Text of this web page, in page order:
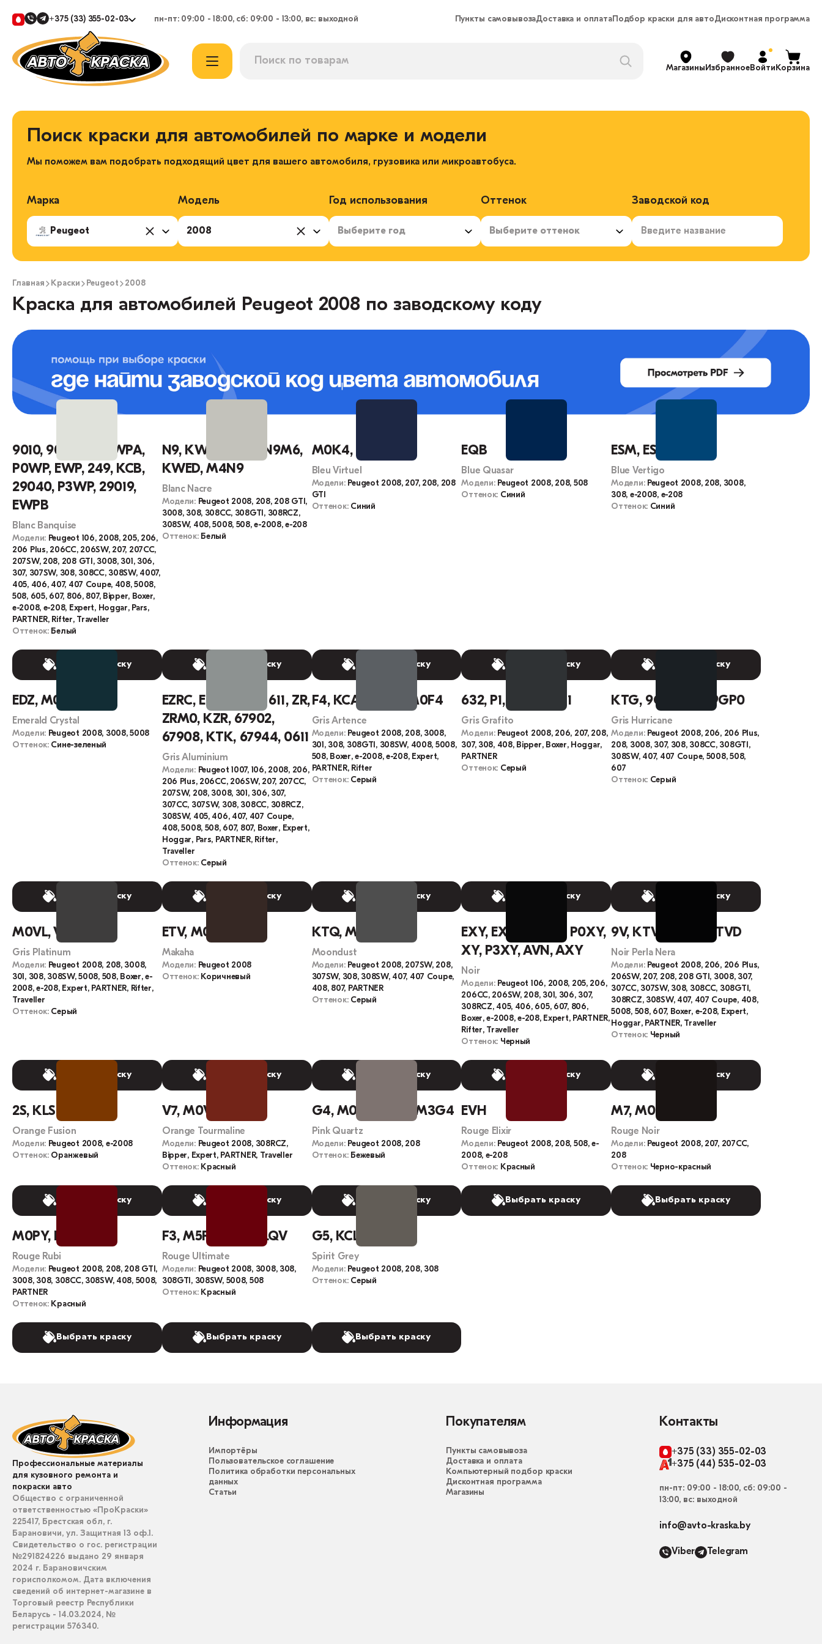
+375 (33) 355-02-03 пн-пт: 09:00 - 18:00, сб: 09:00 - 13:00, вс: выходной Пункты самовывозаДоставка и оплатаПодбор краски для автоДисконтная программа
МагазиныИзбранноеВойтиКорзина
Поиск краски для автомобилей по марке и модели
Мы поможем вам подобрать подходящий цвет для вашего автомобиля, грузовика или микроавтобуса.
Марка
Peugeot
Модель
2008
Год использования
Выберите год
Оттенок
Выберите оттенок
Заводской код
Главная Краски Peugeot 2008
Краска для автомобилей Peugeot 2008 по заводскому коду
9010, 9019, WP, EWPA,
P0WP, EWP, 249, KCB,
29040, P3WP, 29019,
EWPB
Blanc Banquise
Модели: Peugeot 106, 2008, 205, 206,
206 Plus, 206CC, 206SW, 207, 207CC,
207SW, 208, 208 GTI, 3008, 301, 306,
307, 307SW, 308, 308CC, 308SW, 4007,
405, 406, 407, 407 Coupe, 408, 5008,
508, 605, 607, 806, 807, Bipper, Boxer,
e-2008, e-208, Expert, Hoggar, Pars,
PARTNER, Rifter, Traveller
Оттенок: Белый
Выбрать краску
N9, KWE, M6N9, N9M6,
KWED, M4N9
Blanc Nacre
Модели: Peugeot 2008, 208, 208 GTI,
3008, 308, 308CC, 308GTI, 308RCZ,
308SW, 408, 5008, 508, e-2008, e-208
Оттенок: Белый
Выбрать краску
M0K4, KUC, K4
Bleu Virtuel
Модели: Peugeot 2008, 207, 208, 208
GTI
Оттенок: Синий
Выбрать краску
EQB
Blue Quasar
Модели: Peugeot 2008, 208, 508
Оттенок: Синий
Выбрать краску
ESM, ESMD
Blue Vertigo
Модели: Peugeot 2008, 208, 3008,
308, e-2008, e-208
Оттенок: Синий
Выбрать краску
EDZ, M0DZ
Emerald Crystal
Модели: Peugeot 2008, 3008, 5008
Оттенок: Сине-зеленый
Выбрать краску
EZRC, EZR, M0ZR, 611, ZR,
ZRM0, KZR, 67902,
67908, KTK, 67944, 0611
Gris Aluminium
Модели: Peugeot 1007, 106, 2008, 206,
206 Plus, 206CC, 206SW, 207, 207CC,
207SW, 208, 3008, 301, 306, 307,
307CC, 307SW, 308, 308CC, 308RCZ,
308SW, 405, 406, 407, 407 Coupe,
408, 5008, 508, 607, 807, Boxer, Expert,
Hoggar, Pars, PARTNER, Rifter,
Traveller
Оттенок: Серый
Выбрать краску
F4, KCA, KCAC, M0F4
Gris Artence
Модели: Peugeot 2008, 208, 3008,
301, 308, 308GTI, 308SW, 4008, 5008,
508, Boxer, e-2008, e-208, Expert,
PARTNER, Rifter
Оттенок: Серый
Выбрать краску
632, P1, KZB, M3P1
Gris Grafito
Модели: Peugeot 2008, 206, 207, 208,
307, 308, 408, Bipper, Boxer, Hoggar,
PARTNER
Оттенок: Серый
Выбрать краску
KTG, 9G, P09G, 9GP0
Gris Hurricane
Модели: Peugeot 2008, 206, 206 Plus,
208, 3008, 307, 308, 308CC, 308GTI,
308SW, 407, 407 Coupe, 5008, 508,
607
Оттенок: Серый
Выбрать краску
M0VL, VL, EVL
Gris Platinum
Модели: Peugeot 2008, 208, 3008,
301, 308, 308SW, 5008, 508, Boxer, e-
2008, e-208, Expert, PARTNER, Rifter,
Traveller
Оттенок: Серый
Выбрать краску
ETV, M0TV
Makaha
Модели: Peugeot 2008
Оттенок: Коричневый
Выбрать краску
KTQ, M09Q
Moondust
Модели: Peugeot 2008, 207SW, 208,
307SW, 308, 308SW, 407, 407 Coupe,
408, 807, PARTNER
Оттенок: Серый
Выбрать краску
EXY, EXYC, EXYB, P0XY,
XY, P3XY, AVN, AXY
Noir
Модели: Peugeot 106, 2008, 205, 206,
206CC, 206SW, 208, 301, 306, 307,
308RCZ, 405, 406, 605, 607, 806,
Boxer, e-2008, e-208, Expert, PARTNER,
Rifter, Traveller
Оттенок: Черный
Выбрать краску
9V, KTV, M09V, KTVD
Noir Perla Nera
Модели: Peugeot 2008, 206, 206 Plus,
206SW, 207, 208, 208 GTI, 3008, 307,
307CC, 307SW, 308, 308CC, 308GTI,
308RCZ, 308SW, 407, 407 Coupe, 408,
5008, 508, 607, Boxer, e-208, Expert,
Hoggar, PARTNER, Traveller
Оттенок: Черный
Выбрать краску
2S, KLS
Orange Fusion
Модели: Peugeot 2008, e-2008
Оттенок: Оранжевый
Выбрать краску
V7, M0V7, KHK
Orange Tourmaline
Модели: Peugeot 2008, 308RCZ,
Bipper, Expert, PARTNER, Traveller
Оттенок: Красный
Выбрать краску
G4, M0G4, KCK, M3G4
Pink Quartz
Модели: Peugeot 2008, 208
Оттенок: Бежевый
Выбрать краску
EVH
Rouge Elixir
Модели: Peugeot 2008, 208, 508, e-
2008, e-208
Оттенок: Красный
Выбрать краску
M7, M0M7, KJX
Rouge Noir
Модели: Peugeot 2008, 207, 207CC,
208
Оттенок: Черно-красный
Выбрать краску
M0PY, EPY
Rouge Rubi
Модели: Peugeot 2008, 208, 208 GTI,
3008, 308, 308CC, 308SW, 408, 5008,
PARTNER
Оттенок: Красный
Выбрать краску
F3, M5F3, KLQV, LQV
Rouge Ultimate
Модели: Peugeot 2008, 3008, 308,
308GTI, 308SW, 5008, 508
Оттенок: Красный
Выбрать краску
G5, KCL, M0G5
Spirit Grey
Модели: Peugeot 2008, 208, 308
Оттенок: Серый
Выбрать краску
Профессиональные материалы
для кузовного ремонта и
покраски авто
Общество с ограниченной
ответственностью «ПроКраски»
225417, Брестская обл, г.
Барановичи, ул. Защитная 13 оф.1.
Свидетельство о гос. регистрации
№291824226 выдано 29 января
2024 г. Барановичским
горисполкомом. Дата включения
сведений об интернет-магазине в
Торговый реестр Республики
Беларусь - 14.03.2024, №
регистрации 576340.
Информация
Импортёры
Пользовательское соглашение
Политика обработки персональных
данных
Статьи
Покупателям
Пункты самовывоза
Доставка и оплата
Компьютерный подбор краски
Дисконтная программа
Магазины
Контакты
+375 (33) 355-02-03
+375 (44) 535-02-03
пн-пт: 09:00 - 18:00, сб: 09:00 -
13:00, вс: выходной
info@avto-kraska.by
Viber Telegram